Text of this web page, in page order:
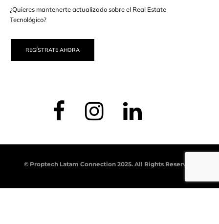
¿Quieres mantenerte actualizado sobre el Real Estate
Tecnológico?
REGÍSTRATE AHORA
© Proptech Latam Connection 2025. All Rights Reserved.